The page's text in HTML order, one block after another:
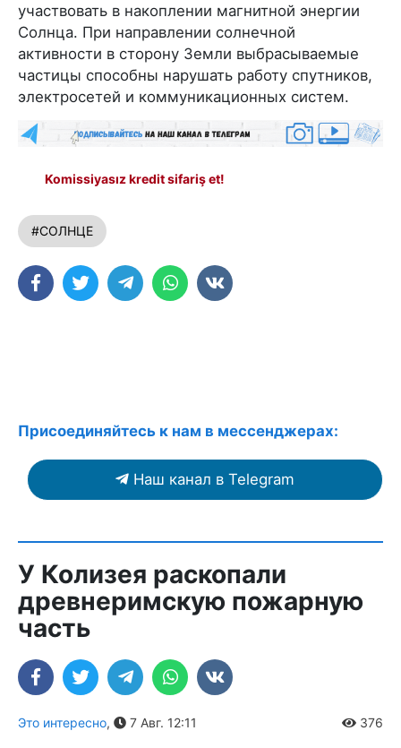
участвовать в накоплении магнитной энергии
Солнца. При направлении солнечной
активности в сторону Земли выбрасываемые
частицы способны нарушать работу спутников,
электросетей и коммуникационных систем.
Komissiyasız kredit sifariş et!
#СОЛНЦЕ
Присоединяйтесь к нам в мессенджерах:
Наш канал в Telegram
У Колизея раскопали
древнеримскую пожарную
часть
Это интересно, 7 Авг. 12:11 376